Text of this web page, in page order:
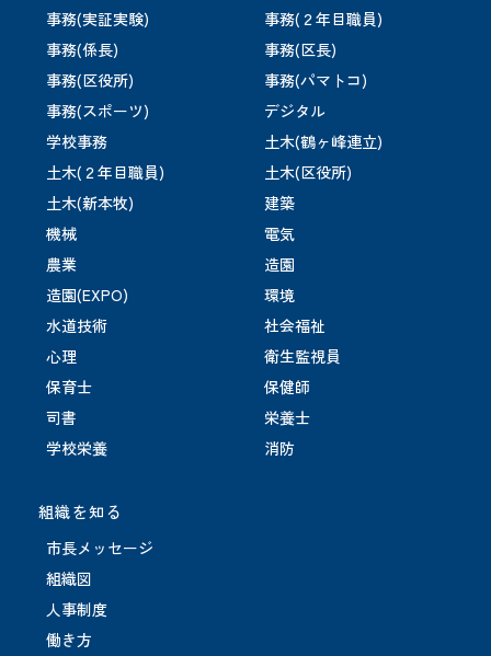
組織を知る
市長メッセージ
組織図
人事制度
働き方
事務(実証実験)
事務(２年目職員)
事務(係長)
事務(区長)
事務(区役所)
事務(パマトコ)
事務(スポーツ)
デジタル
学校事務
土木(鶴ヶ峰連立)
土木(２年目職員)
土木(区役所)
土木(新本牧)
建築
機械
電気
農業
造園
造園(EXPO)
環境
水道技術
社会福祉
心理
衛生監視員
保育士
保健師
司書
栄養士
学校栄養
消防